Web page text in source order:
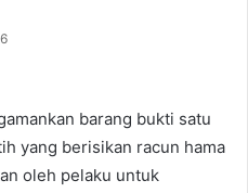
barang bukti satu
yang berisikan racun hama
oleh pelaku untuk